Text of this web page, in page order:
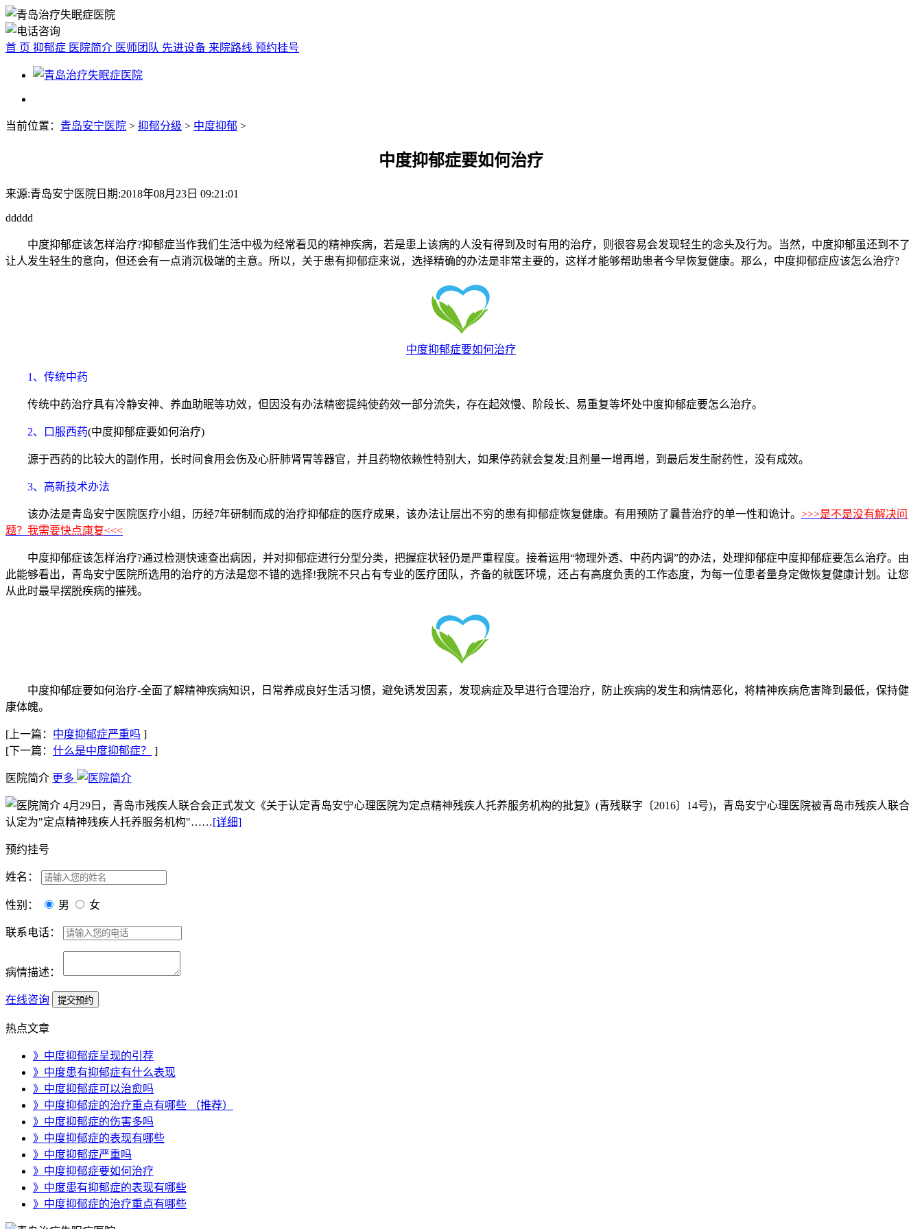
首 页 抑郁症 医院简介 医师团队 先进设备 来院路线 预约挂号
当前位置： 青岛安宁医院 > 抑郁分级 > 中度抑郁 >
中度抑郁症要如何治疗
来源:青岛安宁医院 日期:2018年08月23日 09:21:01
ddddd
中度抑郁症该怎样治疗?抑郁症当作我们生活中极为经常看见的精神疾病，若是患上该病的人没有得到及时有用的治疗，则很容易会发现轻生的念头及行为。当然，中度抑郁虽还到不了
让人发生轻生的意向，但还会有一点消沉极端的主意。所以，关于患有抑郁症来说，选择精确的办法是非常主要的，这样才能够帮助患者今早恢复健康。那么，中度抑郁症应该怎么治疗?
中度抑郁症要如何治疗
1、传统中药
传统中药治疗具有冷静安神、养血助眠等功效，但因没有办法精密提纯使药效一部分流失，存在起效慢、阶段长、易重复等坏处中度抑郁症要怎么治疗。
2、口服西药(中度抑郁症要如何治疗)
源于西药的比较大的副作用，长时间食用会伤及心肝肺肾胃等器官，并且药物依赖性特别大，如果停药就会复发;且剂量一增再增，到最后发生耐药性，没有成效。
3、高新技术办法
该办法是青岛安宁医院医疗小组，历经7年研制而成的治疗抑郁症的医疗成果，该办法让层出不穷的患有抑郁症恢复健康。有用预防了曩昔治疗的单一性和诡计。 >>>是不是没有解决问
题？我需要快点康复<<<
中度抑郁症该怎样治疗?通过检测快速查出病因，并对抑郁症进行分型分类，把握症状轻仍是严重程度。接着运用“物理外透、中药内调”的办法，处理抑郁症中度抑郁症要怎么治疗。由
此能够看出，青岛安宁医院所选用的治疗的方法是您不错的选择!我院不只占有专业的医疗团队，齐备的就医环境，还占有高度负责的工作态度，为每一位患者量身定做恢复健康计划。让您
从此时最早摆脱疾病的摧残。
中度抑郁症要如何治疗-全面了解精神疾病知识，日常养成良好生活习惯，避免诱发因素，发现病症及早进行合理治疗，防止疾病的发生和病情恶化，将精神疾病危害降到最低，保持健
康体魄。
[上一篇： 中度抑郁症严重吗 ]
[下一篇： 什么是中度抑郁症？ ]
医院简介 更多
4月29日，青岛市残疾人联合会正式发文《关于认定青岛安宁心理医院为定点精神残疾人托养服务机构的批复》(青残联字〔2016〕14号)，青岛安宁心理医院被青岛市残疾人联合
认定为"定点精神残疾人托养服务机构"……[详细]
预约挂号
姓名：
性别： 男 女
联系电话：
病情描述：
在线咨询
热点文章
》中度抑郁症呈现的引荐
》中度患有抑郁症有什么表现
》中度抑郁症可以治愈吗
》中度抑郁症的治疗重点有哪些 （推荐）
》中度抑郁症的伤害多吗
》中度抑郁症的表现有哪些
》中度抑郁症严重吗
》中度抑郁症要如何治疗
》中度患有抑郁症的表现有哪些
》中度抑郁症的治疗重点有哪些